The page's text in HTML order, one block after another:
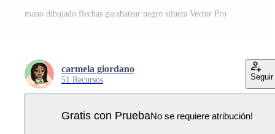
mano dibujado flechas garabatear negro silueta Vector Pro
carmela giordano
51 Recursos Seguir
Gratis con PruebaNo se requiere atribución!